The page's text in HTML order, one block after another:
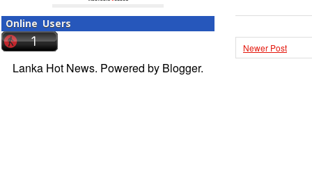
Online Users
Lanka Hot News. Powered by Blogger.
Newer Post